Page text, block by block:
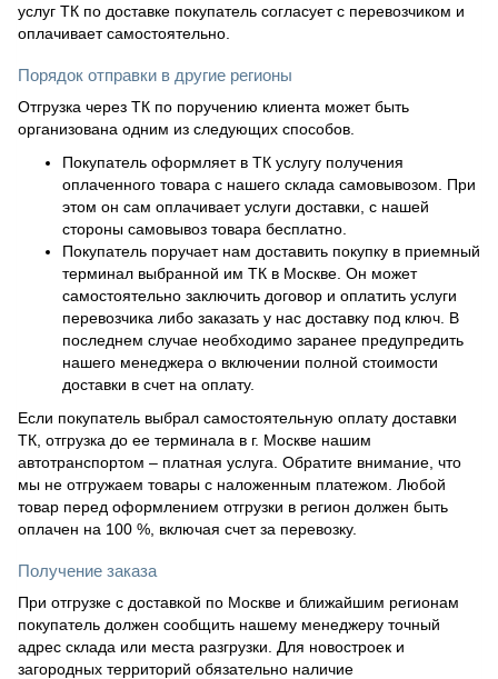
услуг ТК по доставке покупатель согласует с перевозчиком и
оплачивает самостоятельно.
Порядок отправки в другие регионы
Отгрузка через ТК по поручению клиента может быть
организована одним из следующих способов.
Покупатель оформляет в ТК услугу получения
оплаченного товара с нашего склада самовывозом. При
этом он сам оплачивает услуги доставки, с нашей
стороны самовывоз товара бесплатно.
Покупатель поручает нам доставить покупку в приемный
терминал выбранной им ТК в Москве. Он может
самостоятельно заключить договор и оплатить услуги
перевозчика либо заказать у нас доставку под ключ. В
последнем случае необходимо заранее предупредить
нашего менеджера о включении полной стоимости
доставки в счет на оплату.
Если покупатель выбрал самостоятельную оплату доставки
ТК, отгрузка до ее терминала в г. Москве нашим
автотранспортом – платная услуга. Обратите внимание, что
мы не отгружаем товары с наложенным платежом. Любой
товар перед оформлением отгрузки в регион должен быть
оплачен на 100 %, включая счет за перевозку.
Получение заказа
При отгрузке с доставкой по Москве и ближайшим регионам
покупатель должен сообщить нашему менеджеру точный
адрес склада или места разгрузки. Для новостроек и
загородных территорий обязательно наличие